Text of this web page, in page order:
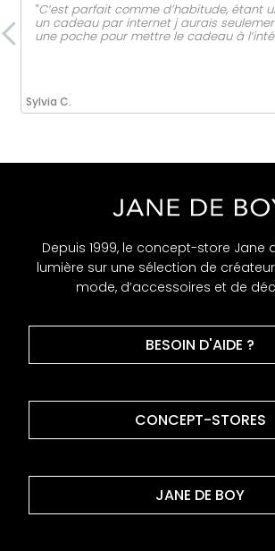
Sylvia C.
‟C’est parfait comme d’habitude, étant
un cadeau par internet j aurais
une poche pour mettre le cadeau à
Depuis 1999, le concept-store Jane
lumière sur une sélection de
mode, d’accessoires et de
BESOIN D'AIDE ?
CONCEPT-STORES
JANE DE BOY